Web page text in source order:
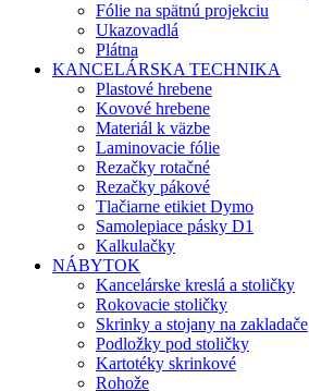
Fólie na spätnú projekciu
Ukazovadlá
Plátna
KANCELÁRSKA TECHNIKA
Plastové hrebene
Kovové hrebene
Materiál k väzbe
Laminovacie fólie
Rezačky rotačné
Rezačky pákové
Tlačiarne etikiet Dymo
Samolepiace pásky D1
Kalkulačky
NÁBYTOK
Kancelárske kreslá a stoličky
Rokovacie stoličky
Skrinky a stojany na zakladače
Podložky pod stoličky
Kartotéky skrinkové
Rohože